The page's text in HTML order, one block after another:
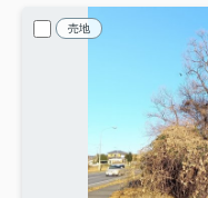
売地